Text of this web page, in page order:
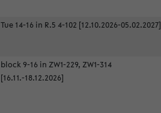
Tue 14-16 in R.5 4-102 [12.10.2026-05.02.2027]
block 9-16 in ZW1-229, ZW1-314
[16.11.-18.12.2026]